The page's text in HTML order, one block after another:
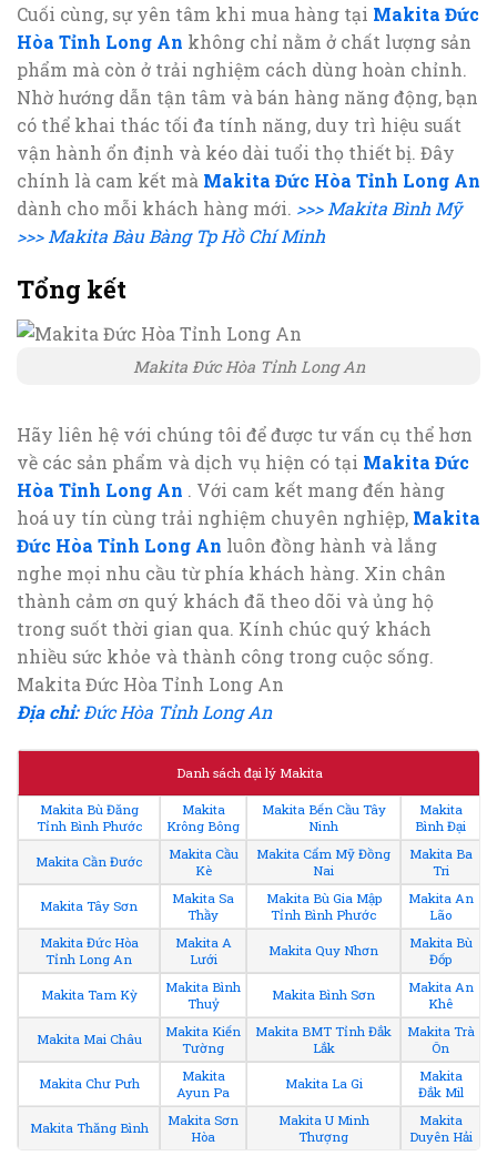
Cuối cùng, sự yên tâm khi mua hàng tại Makita Đức
Hòa Tỉnh Long An không chỉ nằm ở chất lượng sản
phẩm mà còn ở trải nghiệm cách dùng hoàn chỉnh.
Nhờ hướng dẫn tận tâm và bán hàng năng động, bạn
có thể khai thác tối đa tính năng, duy trì hiệu suất
vận hành ổn định và kéo dài tuổi thọ thiết bị. Đây
chính là cam kết mà Makita Đức Hòa Tỉnh Long An
dành cho mỗi khách hàng mới. >>> Makita Bình Mỹ
>>> Makita Bàu Bàng Tp Hồ Chí Minh
Tổng kết
Makita Đức Hòa Tỉnh Long An
Hãy liên hệ với chúng tôi để được tư vấn cụ thể hơn
về các sản phẩm và dịch vụ hiện có tại Makita Đức
Hòa Tỉnh Long An . Với cam kết mang đến hàng
hoá uy tín cùng trải nghiệm chuyên nghiệp, Makita
Đức Hòa Tỉnh Long An luôn đồng hành và lắng
nghe mọi nhu cầu từ phía khách hàng. Xin chân
thành cảm ơn quý khách đã theo dõi và ủng hộ
trong suốt thời gian qua. Kính chúc quý khách
nhiều sức khỏe và thành công trong cuộc sống.
Makita Đức Hòa Tỉnh Long An
Địa chỉ:Đức Hòa Tỉnh Long An
Danh sách đại lý Makita
Makita Bù Đăng
Tỉnh Bình Phước
Makita
Krông Bông
Makita Bến Cầu Tây
Ninh
Makita
Bình Đại
Makita Cần Đước
Makita Cầu
Kè
Makita Cẩm Mỹ Đồng
Nai
Makita Ba
Tri
Makita Tây Sơn
Makita Sa
Thầy
Makita Bù Gia Mập
Tỉnh Bình Phước
Makita An
Lão
Makita Đức Hòa
Tỉnh Long An
Makita A
Lưới
Makita Quy Nhơn
Makita Bù
Đốp
Makita Tam Kỳ
Makita Bình
Thuỷ
Makita Bình Sơn
Makita An
Khê
Makita Mai Châu
Makita Kiến
Tường
Makita BMT Tỉnh Đắk
Lắk
Makita Trà
Ôn
Makita Chư Pưh
Makita
Ayun Pa
Makita La Gi
Makita
Đắk Mil
Makita Thăng Bình
Makita Sơn
Hòa
Makita U Minh
Thượng
Makita
Duyên Hải